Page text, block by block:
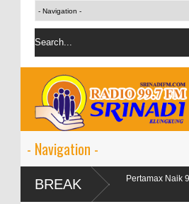
BREAK
Lebaran, Konsumsi Pertamax Naik 99